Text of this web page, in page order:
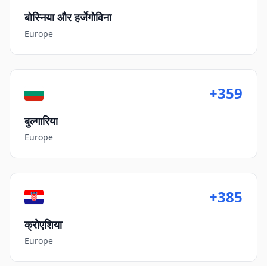
बोस्निया और हर्जेगोविना
Europe
+359
बुल्गारिया
Europe
+385
क्रोएशिया
Europe